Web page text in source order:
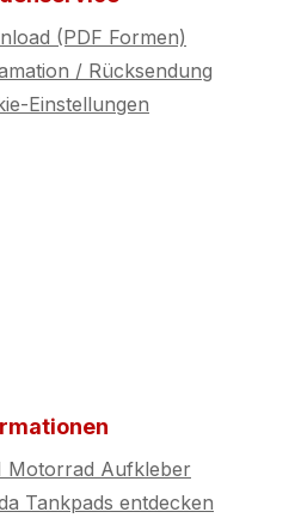
(PDF Formen)
/ Rücksendung
Einstellungen
Motorrad Aufkleber
Tankpads entdecken